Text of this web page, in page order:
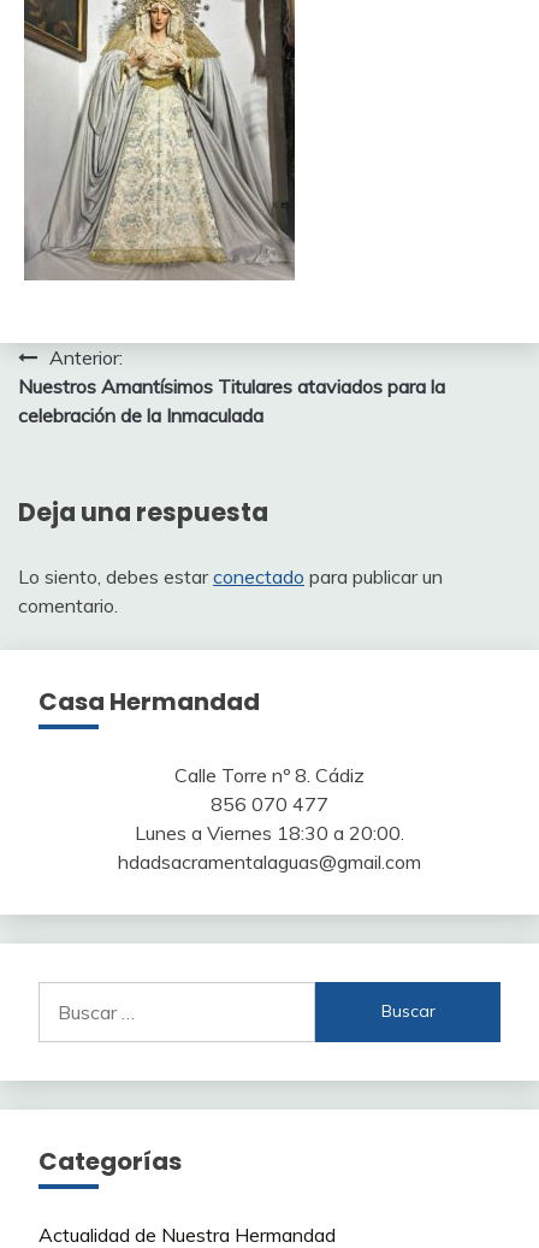
Navegación
de
Anterior:
Nuestros Amantísimos Titulares ataviados para la
celebración de la Inmaculada
Deja una respuesta
Lo siento, debes estarconectado para publicar un
comentario.
Casa Hermandad
Calle Torre nº 8. Cádiz
856 070 477
Lunes a Viernes 18:30 a 20:00.
hdadsacramentalaguas@gmail.com
Categorías
Actualidad de Nuestra Hermandad